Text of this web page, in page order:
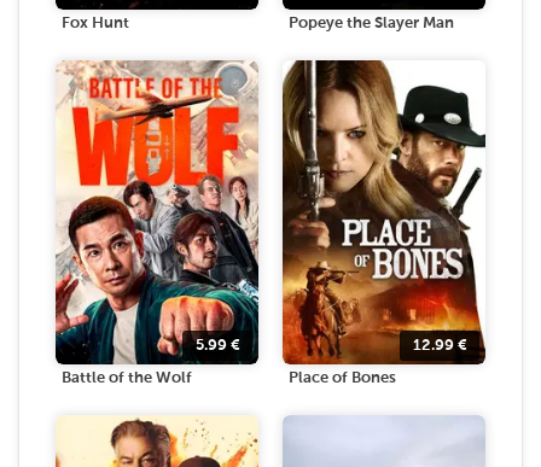
Fox Hunt Popeye the Slayer Man
5.99 €
Battle of the Wolf
12.99 €
Place of Bones